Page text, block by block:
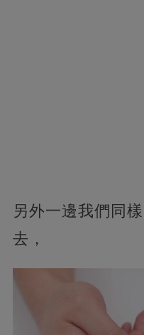
另外一邊我們同
去，